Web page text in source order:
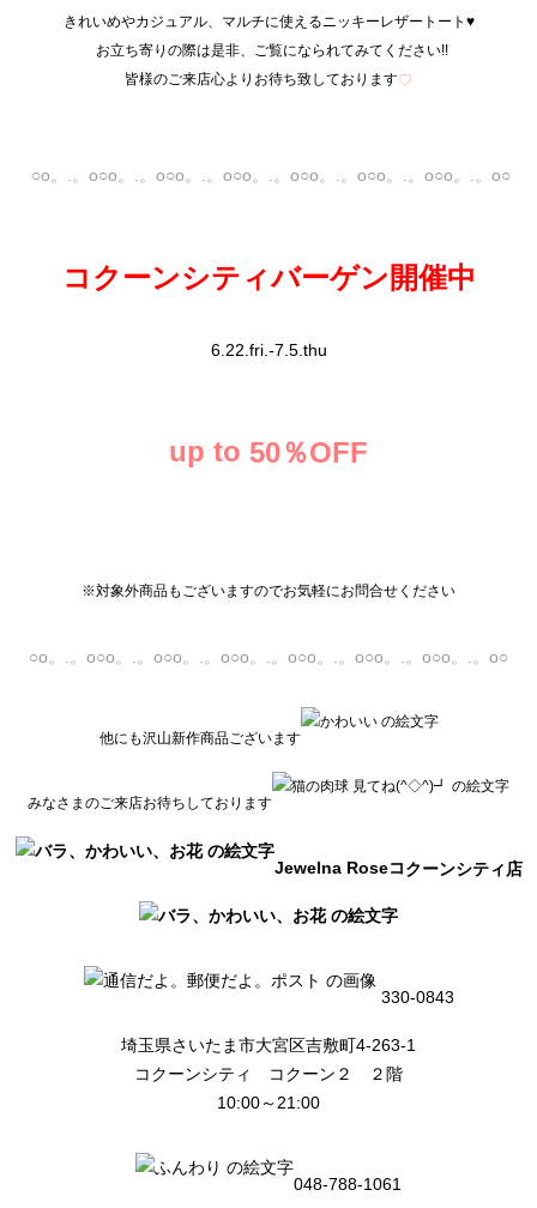
きれいめやカジュアル、マルチに使えるニッキーレザートート♥
お立ち寄りの際は是非、ご覧になられてみてください!!
皆様のご来店心よりお待ち致しております♡
○o。.。o○o。.。o○o。.。o○o。.。o○o。.。o○o。.。o○o。.。o○
コクーンシティバーゲン開催中
6.22.fri.-7.5.thu
up to 50％OFF
※対象外商品もございますのでお気軽にお問合せください
○o。.。o○o。.。o○o。.。o○o。.。o○o。.。o○o。.。o○o。.。o○
他にも沢山新作商品ございます
みなさまのご来店お待ちしております
Jewelna Roseコクーンシティ店
330-0843
埼玉県さいたま市大宮区吉敷町4-263-1
コクーンシティ コクーン２ ２階
10:00～21:00
048-788-1061